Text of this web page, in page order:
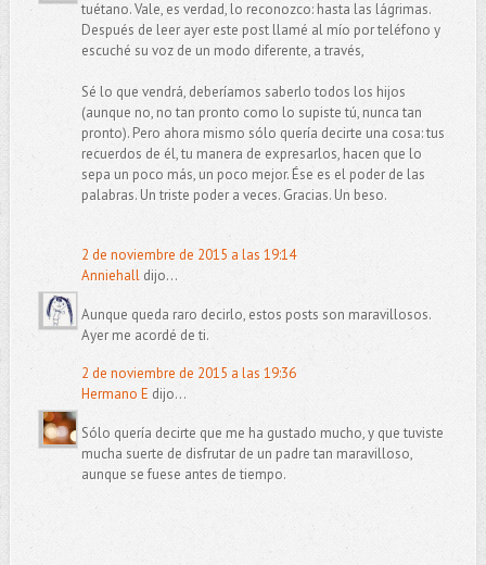
tuétano. Vale, es verdad, lo reconozco: hasta las lágrimas.
Después de leer ayer este post llamé al mío por teléfono y
escuché su voz de un modo diferente, a través,
Sé lo que vendrá, deberíamos saberlo todos los hijos
(aunque no, no tan pronto como lo supiste tú, nunca tan
pronto). Pero ahora mismo sólo quería decirte una cosa: tus
recuerdos de él, tu manera de expresarlos, hacen que lo
sepa un poco más, un poco mejor. Ése es el poder de las
palabras. Un triste poder a veces. Gracias. Un beso.
2 de noviembre de 2015 a las 19:14
Anniehalldijo...
Aunque queda raro decirlo, estos posts son maravillosos.
Ayer me acordé de ti.
2 de noviembre de 2015 a las 19:36
Hermano E dijo...
Sólo quería decirte que me ha gustado mucho, y que tuviste
mucha suerte de disfrutar de un padre tan maravilloso,
aunque se fuese antes de tiempo.